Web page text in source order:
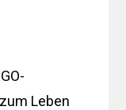
Leben